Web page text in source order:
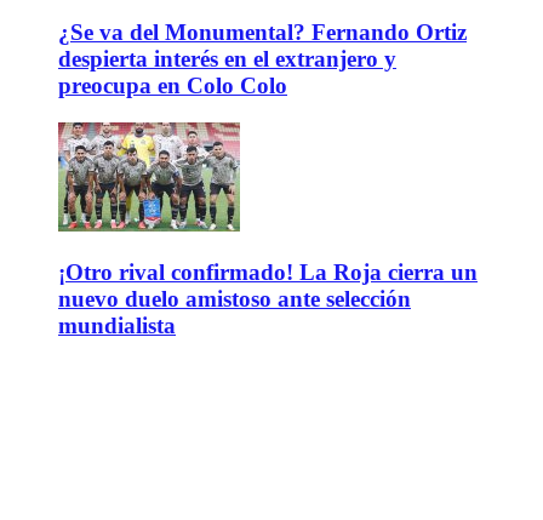
¿Se va del Monumental? Fernando Ortiz
despierta interés en el extranjero y
preocupa en Colo Colo
¡Otro rival confirmado! La Roja cierra un
nuevo duelo amistoso ante selección
mundialista